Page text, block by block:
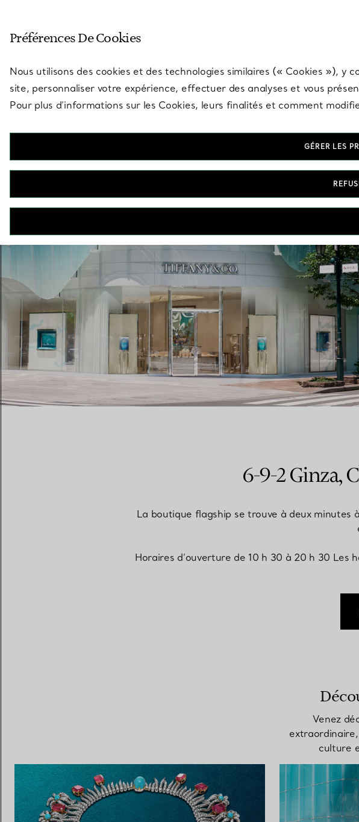
Alliances pour femme Alliances pour hommes Bagues pour
Prenezrendez-vousavec un expert en
6-9-2 Ginza,
La boutique flagship se trouve à deux minutes
Horaires d’ouverture de 10 h 30 à 20 h 30 Les
Venez
culture
Préférences De Cookies
Nous utilisons des cookies et des technologies similaires (« Cookies »), y
site, personnaliser votre expérience, effectuer des analyses et vous
Pour plus d’informations sur les Cookies, leurs finalités et comment
GÉRER LES